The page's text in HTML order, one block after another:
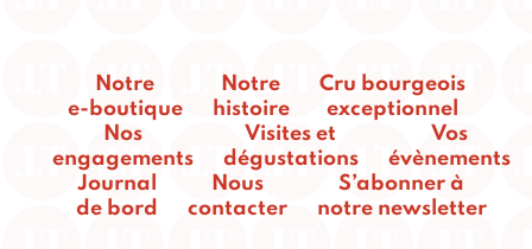
Notre
e-boutique
Notre
histoire
Cru bourgeois
exceptionnel
Nos
engagements
Visites et
dégustations
Vos
évènements
Journal
de bord
Nous
contacter
S’abonner à
notre newsletter